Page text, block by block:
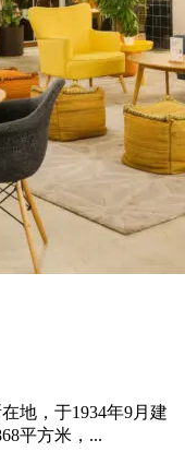
地，于1934年9月建
平方米，...